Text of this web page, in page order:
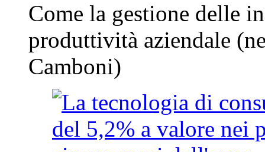
Come la gestione delle
produttività aziendale
Camboni)